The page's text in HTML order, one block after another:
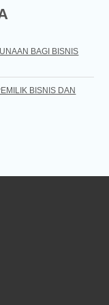
BAGI BISNIS
BISNIS DAN